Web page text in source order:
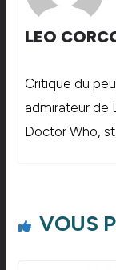
LEO
Critique du
admirateur de
Doctor Who,
VOUS